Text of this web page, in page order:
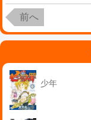
前へ
少年